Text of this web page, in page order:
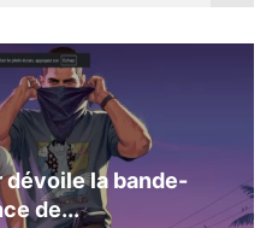
dévoile la bande-
de...